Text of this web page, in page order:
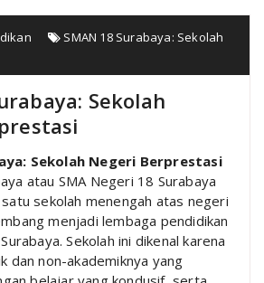
SMAN 18 Surabaya: Sekolah
Sekolah
Sekolah Negeri Berprestasi
atau SMA Negeri 18 Surabaya
sekolah menengah atas negeri
menjadi lembaga pendidikan
Sekolah ini dikenal karena
dan non-akademiknya yang